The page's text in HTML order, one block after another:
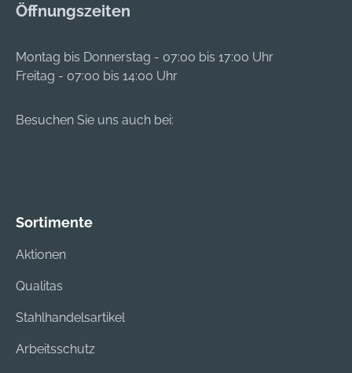
Öffnungszeiten
Montag bis Donnerstag - 07:00 bis 17:00 Uhr
Freitag - 07:00 bis 14:00 Uhr
Besuchen Sie uns auch bei:
Sortimente
Aktionen
Qualitas
Stahlhandelsartikel
Arbeitsschutz